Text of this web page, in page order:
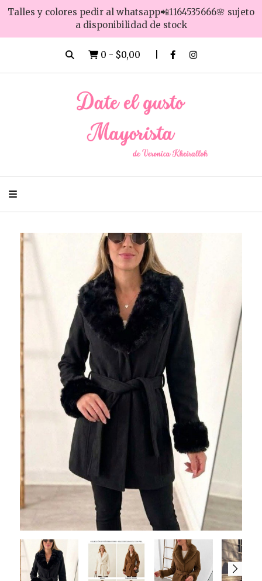
Talles y colores pedir al whatsapp📲1164535666🌸 sujeto
a disponibilidad de stock
0 - $0,00